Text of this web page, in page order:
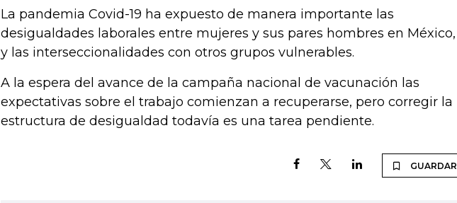
La pandemia Covid-19 ha expuesto de manera importante las
desigualdades laborales entre mujeres y sus pares hombres en México,
y las interseccionalidades con otros grupos vulnerables.
A la espera del avance de la campaña nacional de vacunación las
expectativas sobre el trabajo comienzan a recuperarse, pero corregir la
estructura de desigualdad todavía es una tarea pendiente.
GUARDAR